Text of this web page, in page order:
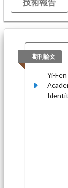
技術報告
期刊論文
Yi-